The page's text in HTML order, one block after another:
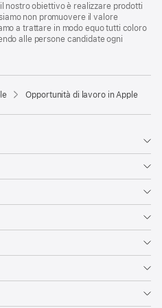
nostro obiettivo è realizzare prodotti
non promuovere il valore
a trattare in modo equo tutti coloro
alle persone candidate ogni
Opportunità di lavoro in Apple